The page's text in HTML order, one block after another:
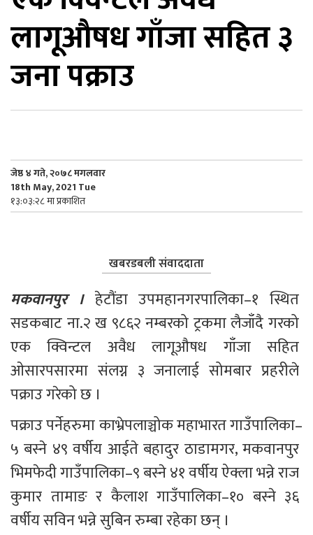
लागूऔषध गाँजा सहित ३
जना पक्राउ
जेष्ठ ४ गते, २०७८ मगलवार
18th May, 2021 Tue
१३:०३:२८ मा प्रकाशित
खबरडबली संवाददाता
मकवानपुर । हेटौंडा उपमहानगरपालिका–१ स्थित
सडकबाट ना.२ ख ९८६२ नम्बरको ट्रकमा लैजाँदै गरको
एक क्विन्टल अवैध लागूऔषध गाँजा सहित
ओसारपसारमा संलग्न ३ जनालाई सोमबार प्रहरीले
पक्राउ गरेको छ ।
पक्राउ पर्नेहरुमा काभ्रेपलाञ्चोक महाभारत गाउँपालिका–
५ बस्ने ४९ वर्षीय आईते बहादुर ठाडामगर, मकवानपुर
भिमफेदी गाउँपालिका–९ बस्ने ४१ वर्षीय ऐक्ला भन्ने राज
कुमार तामाङ र कैलाश गाउँपालिका–१० बस्ने ३६
वर्षीय सविन भन्ने सुबिन रुम्बा रहेका छन् ।